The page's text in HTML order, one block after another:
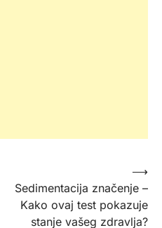
Sedimentacija značenje –
Kako ovaj test pokazuje
stanje vašeg zdravlja?
⟶